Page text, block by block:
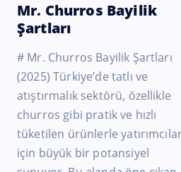
Mr. Churros Bayilik
Şartları
# Mr. Churros Bayilik Şartları
(2025) Türkiye’de tatlı ve
atıştırmalık sektörü, özellikle
churros gibi pratik ve hızlı
tüketilen ürünlerle
için büyük bir potansiyel